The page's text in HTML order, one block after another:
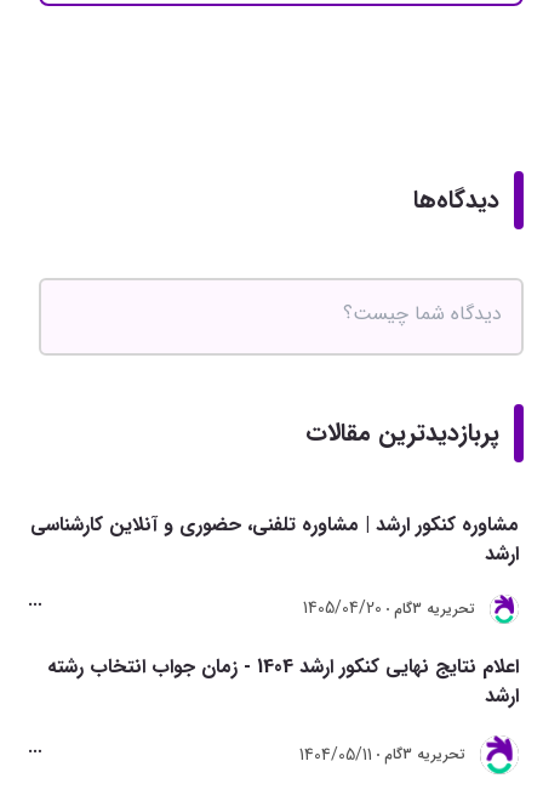
دیدگاه‌ها
پربازدیدترین مقالات
مشاوره کنکور ارشد | مشاوره تلفنی، حضوری و آنلاین کارشناسی
ارشد
تحريريه 3گام 1405/04/20
اعلام نتایج نهایی کنکور ارشد 1404 - زمان جواب انتخاب رشته
ارشد
تحريريه 3گام 1404/05/11